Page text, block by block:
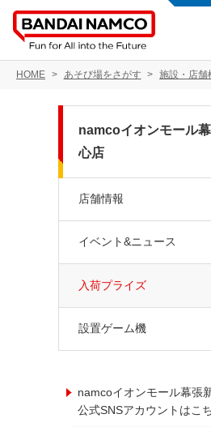
HOME あそび場をさがす 施設・店舗
namcoイオンモール
心店
店舗情報
イベント&ニュース
入荷プライズ
設置ゲーム機
namcoイオンモール幕張
公式SNSアカウントはこ